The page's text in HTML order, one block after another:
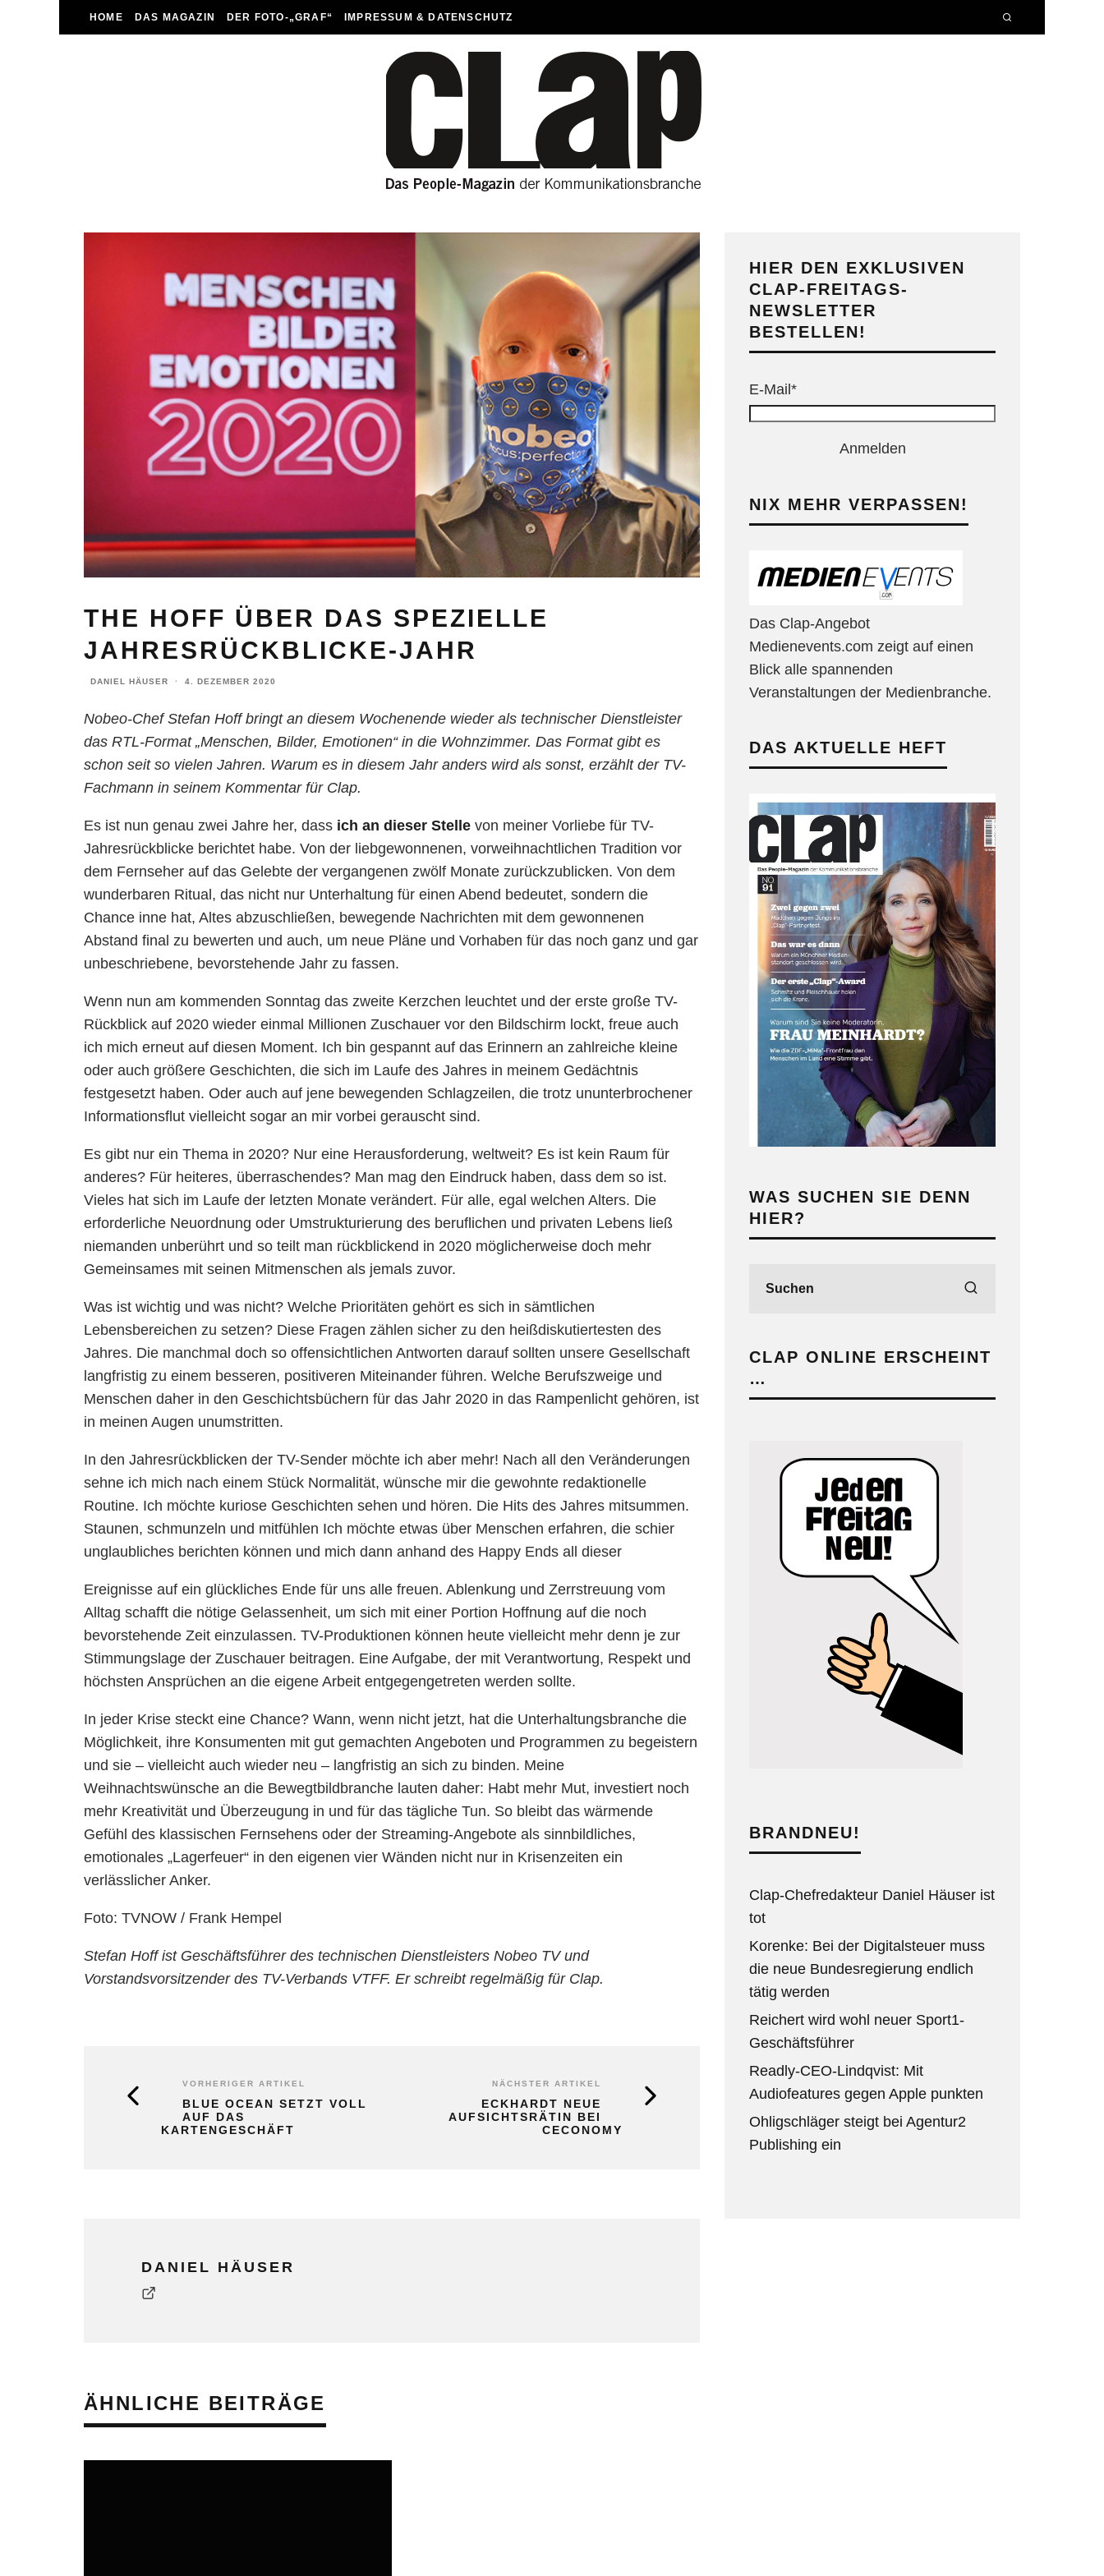
HOME DAS MAGAZIN DER FOTO-„GRAF“ IMPRESSUM & DATENSCHUTZ
THE HOFF ÜBER DAS SPEZIELLE
JAHRESRÜCKBLICKE-JAHR
DANIEL HÄUSER · 4. DEZEMBER 2020
Nobeo-Chef Stefan Hoff bringt an diesem Wochenende wieder als technischer Dienstleister
das RTL-Format „Menschen, Bilder, Emotionen“ in die Wohnzimmer. Das Format gibt es
schon seit so vielen Jahren. Warum es in diesem Jahr anders wird als sonst, erzählt der TV-
Fachmann in seinem Kommentar für Clap.
Es ist nun genau zwei Jahre her, dass ich an dieser Stelle von meiner Vorliebe für TV-
Jahresrückblicke berichtet habe. Von der liebgewonnenen, vorweihnachtlichen Tradition vor
dem Fernseher auf das Gelebte der vergangenen zwölf Monate zurückzublicken. Von dem
wunderbaren Ritual, das nicht nur Unterhaltung für einen Abend bedeutet, sondern die
Chance inne hat, Altes abzuschließen, bewegende Nachrichten mit dem gewonnenen
Abstand final zu bewerten und auch, um neue Pläne und Vorhaben für das noch ganz und gar
unbeschriebene, bevorstehende Jahr zu fassen.
Wenn nun am kommenden Sonntag das zweite Kerzchen leuchtet und der erste große TV-
Rückblick auf 2020 wieder einmal Millionen Zuschauer vor den Bildschirm lockt, freue auch
ich mich erneut auf diesen Moment. Ich bin gespannt auf das Erinnern an zahlreiche kleine
oder auch größere Geschichten, die sich im Laufe des Jahres in meinem Gedächtnis
festgesetzt haben. Oder auch auf jene bewegenden Schlagzeilen, die trotz ununterbrochener
Informationsflut vielleicht sogar an mir vorbei gerauscht sind.
Es gibt nur ein Thema in 2020? Nur eine Herausforderung, weltweit? Es ist kein Raum für
anderes? Für heiteres, überraschendes? Man mag den Eindruck haben, dass dem so ist.
Vieles hat sich im Laufe der letzten Monate verändert. Für alle, egal welchen Alters. Die
erforderliche Neuordnung oder Umstrukturierung des beruflichen und privaten Lebens ließ
niemanden unberührt und so teilt man rückblickend in 2020 möglicherweise doch mehr
Gemeinsames mit seinen Mitmenschen als jemals zuvor.
Was ist wichtig und was nicht? Welche Prioritäten gehört es sich in sämtlichen
Lebensbereichen zu setzen? Diese Fragen zählen sicher zu den heißdiskutiertesten des
Jahres. Die manchmal doch so offensichtlichen Antworten darauf sollten unsere Gesellschaft
langfristig zu einem besseren, positiveren Miteinander führen. Welche Berufszweige und
Menschen daher in den Geschichtsbüchern für das Jahr 2020 in das Rampenlicht gehören, ist
in meinen Augen unumstritten.
In den Jahresrückblicken der TV-Sender möchte ich aber mehr! Nach all den Veränderungen
sehne ich mich nach einem Stück Normalität, wünsche mir die gewohnte redaktionelle
Routine. Ich möchte kuriose Geschichten sehen und hören. Die Hits des Jahres mitsummen.
Staunen, schmunzeln und mitfühlen Ich möchte etwas über Menschen erfahren, die schier
unglaubliches berichten können und mich dann anhand des Happy Ends all dieser
Ereignisse auf ein glückliches Ende für uns alle freuen. Ablenkung und Zerrstreuung vom
Alltag schafft die nötige Gelassenheit, um sich mit einer Portion Hoffnung auf die noch
bevorstehende Zeit einzulassen. TV-Produktionen können heute vielleicht mehr denn je zur
Stimmungslage der Zuschauer beitragen. Eine Aufgabe, der mit Verantwortung, Respekt und
höchsten Ansprüchen an die eigene Arbeit entgegengetreten werden sollte.
In jeder Krise steckt eine Chance? Wann, wenn nicht jetzt, hat die Unterhaltungsbranche die
Möglichkeit, ihre Konsumenten mit gut gemachten Angeboten und Programmen zu begeistern
und sie – vielleicht auch wieder neu – langfristig an sich zu binden. Meine
Weihnachtswünsche an die Bewegtbildbranche lauten daher: Habt mehr Mut, investiert noch
mehr Kreativität und Überzeugung in und für das tägliche Tun. So bleibt das wärmende
Gefühl des klassischen Fernsehens oder der Streaming-Angebote als sinnbildliches,
emotionales „Lagerfeuer“ in den eigenen vier Wänden nicht nur in Krisenzeiten ein
verlässlicher Anker.
Foto: TVNOW / Frank Hempel
Stefan Hoff ist Geschäftsführer des technischen Dienstleisters Nobeo TV und
Vorstandsvorsitzender des TV-Verbands VTFF. Er schreibt regelmäßig für Clap.
VORHERIGER ARTIKEL
BLUE OCEAN SETZT VOLL
AUF DAS
KARTENGESCHÄFT
NÄCHSTER ARTIKEL
ECKHARDT NEUE
AUFSICHTSRÄTIN BEI
CECONOMY
DANIEL HÄUSER
ÄHNLICHE BEITRÄGE
HIER DEN EXKLUSIVEN
CLAP-FREITAGS-
NEWSLETTER
BESTELLEN!
E-Mail*
Anmelden
NIX MEHR VERPASSEN!
Das Clap-Angebot
Medienevents.com zeigt auf einen
Blick alle spannenden
Veranstaltungen der Medienbranche.
DAS AKTUELLE HEFT
WAS SUCHEN SIE DENN
HIER?
CLAP ONLINE ERSCHEINT
…
BRANDNEU!
Clap-Chefredakteur Daniel Häuser ist
tot
Korenke: Bei der Digitalsteuer muss
die neue Bundesregierung endlich
tätig werden
Reichert wird wohl neuer Sport1-
Geschäftsführer
Readly-CEO-Lindqvist: Mit
Audiofeatures gegen Apple punkten
Ohligschläger steigt bei Agentur2
Publishing ein